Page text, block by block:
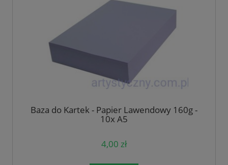
Baza do Kartek - Papier Lawendowy 160g -
10x A5
4,00 zł